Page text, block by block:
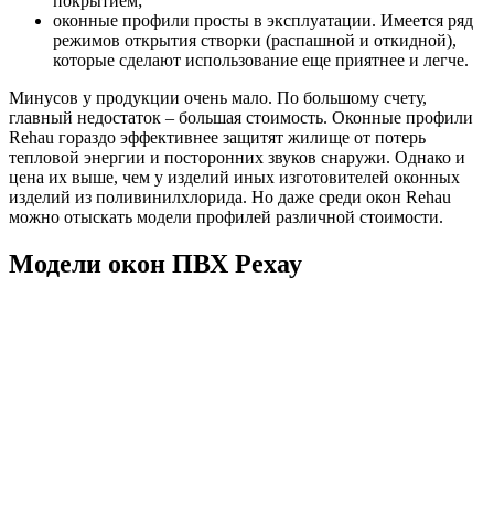
оконные профили просты в эксплуатации. Имеется ряд
режимов открытия створки (распашной и откидной),
которые сделают использование еще приятнее и легче.
Минусов у продукции очень мало. По большому счету,
главный недостаток – большая стоимость. Оконные профили
Rehau гораздо эффективнее защитят жилище от потерь
тепловой энергии и посторонних звуков снаружи. Однако и
цена их выше, чем у изделий иных изготовителей оконных
изделий из поливинилхлорида. Но даже среди окон Rehau
можно отыскать модели профилей различной стоимости.
Модели окон ПВХ Рехау